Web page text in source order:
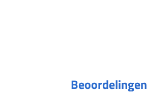
Beoordelingen